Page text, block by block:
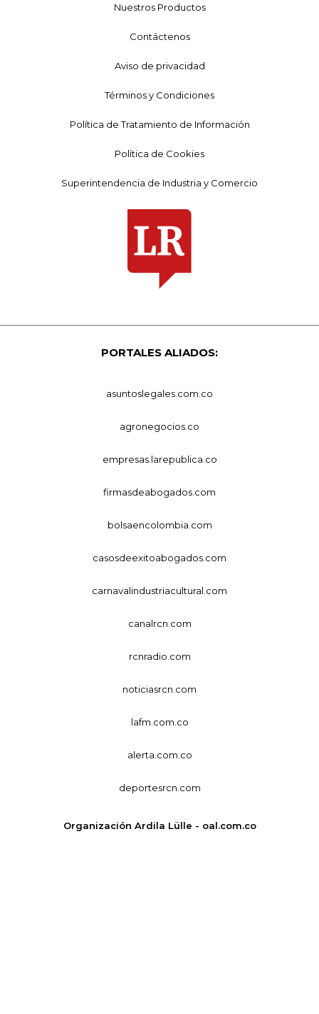
Nuestros Productos
Contáctenos
Aviso de privacidad
Términos y Condiciones
Política de Tratamiento de Información
Política de Cookies
Superintendencia de Industria y Comercio
PORTALES ALIADOS:
asuntoslegales.com.co
agronegocios.co
empresas.larepublica.co
firmasdeabogados.com
bolsaencolombia.com
casosdeexitoabogados.com
carnavalindustriacultural.com
canalrcn.com
rcnradio.com
noticiasrcn.com
lafm.com.co
alerta.com.co
deportesrcn.com
Organización Ardila Lülle - oal.com.co